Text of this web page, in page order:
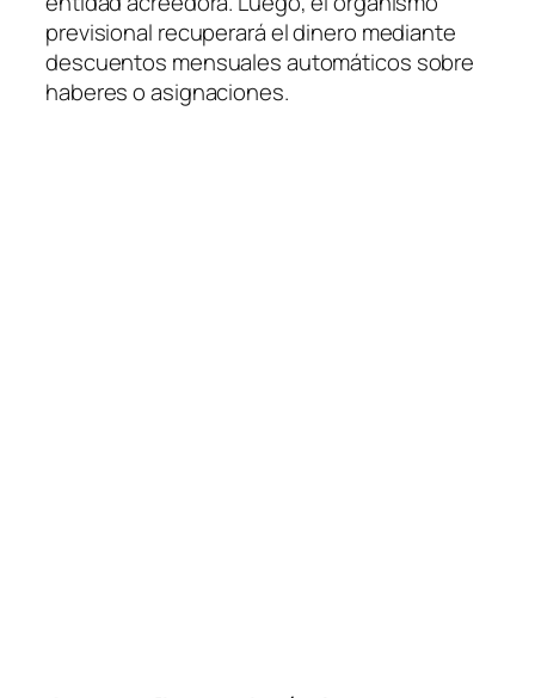
previsional recuperará el dinero mediante
descuentos mensuales automáticos sobre
haberes o asignaciones.